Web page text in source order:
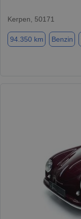
Kerpen, 50171
94.350 km Benzin